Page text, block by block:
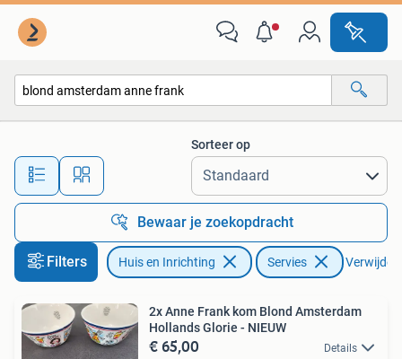
Alle afstanden…
Sorteer op
Bewaar je zoekopdracht
Filters Huis en Inrichting Servies Verwijder
2x Anne Frank kom Blond Amsterdam
Hollands Glorie - NIEUW
€ 65,00 Details